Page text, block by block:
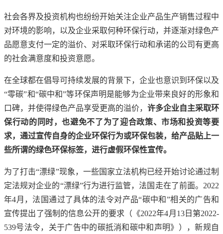
社会各界及投资机构也纷纷开始关注企业产品生产销售过程中
对环境的影响，以及企业采取何种环保行动，并逐渐对绿色产
品愿意支付一定的溢价、对采取环保行动和承诺的公司有更高
的社会满意度和投资意愿。
在全球都在倡导可持续发展的背景下，企业也意识到环保以及
“零碳”和“碳中和”等环保声明是能够为企业带来良好的形象和
口碑，并使得绿色产品享受更高的溢价， 许多企业自主采取环
保行动的同时，也避免不了为了迎合政策、市场和投资等要
求，通过宣传自身的企业环保行为或环保包装，给产品贴上一
些所谓的绿色环保标签，进行虚假环保性宣传。
为了打击“漂绿”现象，一些国家立法机构已经开始讨论通过制
定法规对企业的“漂绿”行为进行监管，法国走在了前面。2022
年4月，法国通过了具体的法令对产品“碳中和”相关的广告和
宣传提出了强制的信息公开的要求（《2022年4月13日第2022-
539号法令，关于广告中的碳抵消和碳中和声明》），新规自